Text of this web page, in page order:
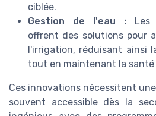
ciblée.
Gestion de l'eau : Les
offrent des solutions pour
l'irrigation, réduisant ainsi
tout en maintenant la
Ces innovations nécessitent
souvent accessible dès la